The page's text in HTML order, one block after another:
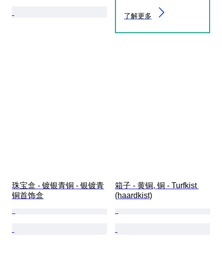
了解更多
珠宝盒 - 镀银青铜 - 银镀青
铜首饰盒
箱子 - 黄铜, 铜 - Turfkist
(haardkist)